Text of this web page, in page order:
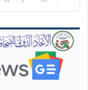
الإلكتروني...